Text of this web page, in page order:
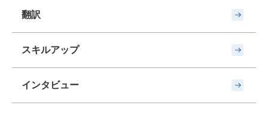
翻訳
スキルアップ
インタビュー